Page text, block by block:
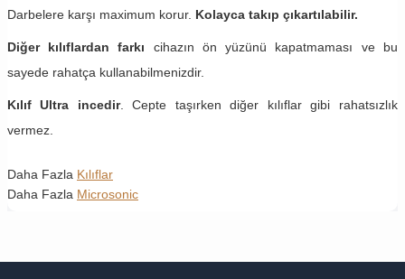
Darbelere karşı maximum korur. Kolayca takıp çıkartılabilir.
Diğer kılıflardan farkı cihazın ön yüzünü kapatmaması ve bu
sayede rahatça kullanabilmenizdir.
Kılıf Ultra incedir. Cepte taşırken diğer kılıflar gibi rahatsızlık
vermez.
Daha Fazla Kılıflar
Daha Fazla Microsonic